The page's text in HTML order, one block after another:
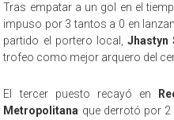
Tras empatar a un gol en el
impuso por 3 tantos a 0 en
partido el portero local, Jhastyn
trofeo como mejor arquero del
El tercer puesto recayó en
Metropolitana que derrotó por 2